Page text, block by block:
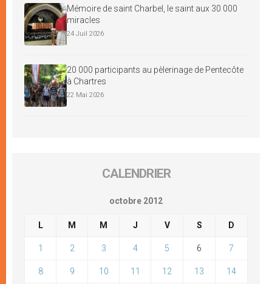
Mémoire de saint Charbel, le saint aux 30 000
miracles
24 Juil 2026
20 000 participants au pèlerinage de Pentecôte
à Chartres
22 Mai 2026
CALENDRIER
octobre 2012
L M M J V S D
1 2 3 4 5 6 7
8 9 10 11 12 13 14